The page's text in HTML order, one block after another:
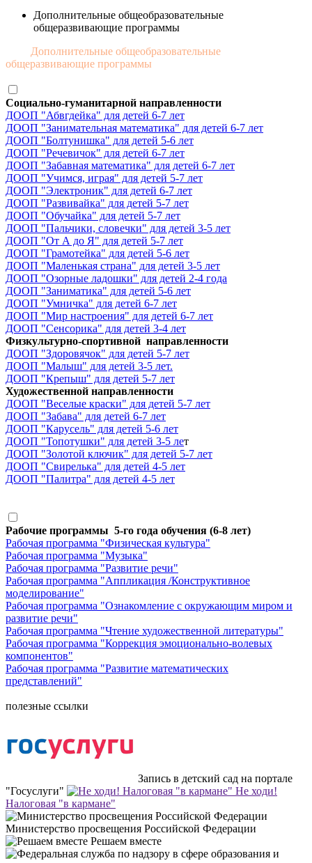
Дополнительные общеобразовательные
общеразвивающие программы
Дополнительные общеобразовательные
общеразвивающие программы
Социально-гуманитарной направленности
ДООП "Абвгдейка" для детей 6-7 лет
ДООП "Занимательная математика" для детей 6-7 лет
ДООП "Болтунишка" для детей 5-6 лет
ДООП "Речевичок" для детей 6-7 лет
ДООП "Забавная математика" для детей 6-7 лет
ДООП "Учимся, играя" для детей 5-7 лет
ДООП "Электроник" для детей 6-7 лет
ДООП "Развивайка" для детей 5-7 лет
ДООП "Обучайка" для детей 5-7 лет
ДООП "Пальчики, словечки" для детей 3-5 лет
ДООП "От А до Я" для детей 5-7 лет
ДООП "Грамотейка" для детей 5-6 лет
ДООП "Маленькая страна" для детей 3-5 лет
ДООП "Озорные ладошки" для детей 2-4 года
ДООП "Заниматика" для детей 5-6 лет
ДООП "Умничка" для детей 6-7 лет
ДООП "Мир настроения" для детей 6-7 лет
ДООП "Сенсорика" для детей 3-4 лет
Физкультурно-спортивной направленности
ДООП "Здоровячок" для детей 5-7 лет
ДООП "Малыш" для детей 3-5 лет.
ДООП "Крепыш" для детей 5-7 лет
Художественной направленности
ДООП "Веселые краски" для детей 5-7 лет
ДООП "Забава" для детей 6-7 лет
ДООП "Карусель" для детей 5-6 лет
ДООП "Топотушки" для детей 3-5 лет
ДООП "Золотой ключик" для детей 5-7 лет
ДООП "Свирелька" для детей 4-5 лет
ДООП "Палитра" для детей 4-5 лет
Рабочие программы 5-го года обучения (6-8 лет)
Рабочая программа "Физическая культура"
Рабочая программа "Музыка"
Рабочая программа "Развитие речи"
Рабочая программа "Аппликация /Конструктивное
моделирование"
Рабочая программа "Ознакомление с окружающим миром и
развитие речи"
Рабочая программа "Чтение художественной литературы"
Рабочая программа "Коррекция эмоционально-волевых
компонентов"
Рабочая программа "Развитие математических
представлений"
полезные ссылки
Запись в детский сад на портале
"Госуслуги"
Не ходи!
Налоговая "в кармане"
Министерство просвещения Российской Федерации
Решаем вместе